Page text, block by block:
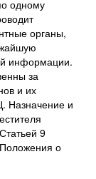
одному
органы,
информации.
за
и их
Назначение и
9
о